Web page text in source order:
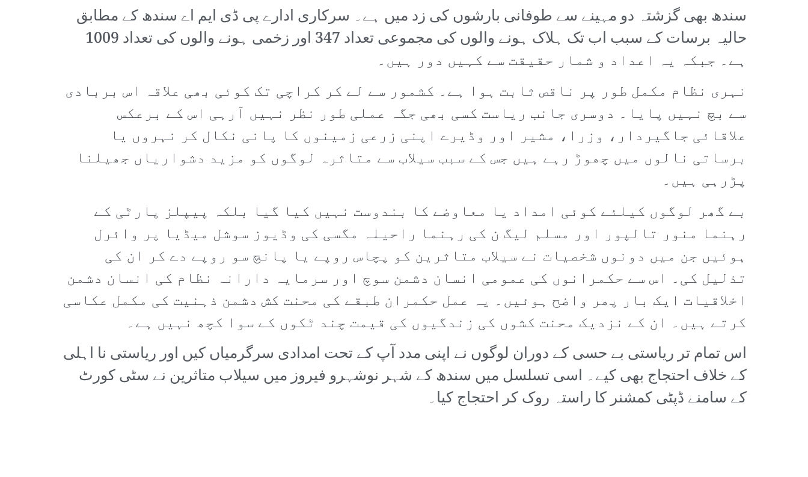
سندھ بھی گزشتہ دو مہینے سے طوفانی بارشوں کی زد میں ہے۔ سرکاری ادارے پی ڈی ایم اے سندھ کے مطابق
حالیہ برسات کے سبب اب تک ہلاک ہونے والوں کی مجموعی تعداد 347 اور زخمی ہونے والوں کی تعداد 1009
ہے۔ جبکہ یہ اعداد و شمار حقیقت سے کہیں دور ہیں۔
نہری نظام مکمل طور پر ناقص ثابت ہوا ہے۔ کشمور سے لے کر کراچی تک کوئی بھی علاقہ اس بربادی
سے بچ نہیں پایا۔ دوسری جانب ریاست کسی بھی جگہ عملی طور نظر نہیں آرہی اس کے برعکس
علاقائی جاگیردار، وزرا، مشیر اور وڈیرے اپنی زرعی زمینوں کا پانی نکال کر نہروں یا
برساتی نالوں میں چھوڑ رہے ہیں جس کے سبب سیلاب سے متاثرہ لوگوں کو مزید دشواریاں جھیلنا
پڑرہی ہیں۔
بے گھر لوگوں کیلئے کوئی امداد یا معاوضے کا بندوست نہیں کیا گیا بلکہ پیپلز پارٹی کے
رہنما منور تالپور اور مسلم لیگ ن کی رہنما راحیلہ مگسی کی وڈیوز سوشل میڈیا پر وائرل
ہوئیں جن میں دونوں شخصیات نے سیلاب متاثرین کو پچاس روپے یا پانچ سو روپے دے کر ان کی
تذلیل کی۔ اس سے حکمرانوں کی عمومی انسان دشمن سوچ اور سرمایہ دارانہ نظام کی انسان دشمن
اخلاقیات ایک بار پھر واضح ہوئیں۔ یہ عمل حکمران طبقے کی محنت کش دشمن ذہنیت کی مکمل عکاسی
کرتے ہیں۔ ان کے نزدیک محنت کشوں کی زندگیوں کی قیمت چند ٹکوں کے سوا کچھ نہیں ہے۔
اس تمام تر ریاستی بے حسی کے دوران لوگوں نے اپنی مدد آپ کے تحت امدادی سرگرمیاں کیں اور ریاستی نا اہلی
کے خلاف احتجاج بھی کیے۔ اسی تسلسل میں سندھ کے شہر نوشہرو فیروز میں سیلاب متاثرین نے سٹی کورٹ
کے سامنے ڈپٹی کمشنر کا راستہ روک کر احتجاج کیا۔